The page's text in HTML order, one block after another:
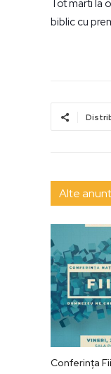
Tot marti la
biblic cu
Alte
Conferința